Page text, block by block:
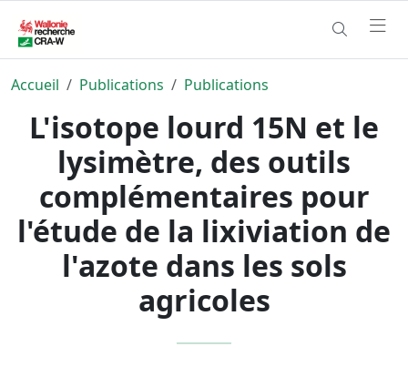
Accueil Publications Publications
L'isotope lourd 15N et le
lysimètre, des outils
complémentaires pour
l'étude de la lixiviation de
l'azote dans les sols
agricoles